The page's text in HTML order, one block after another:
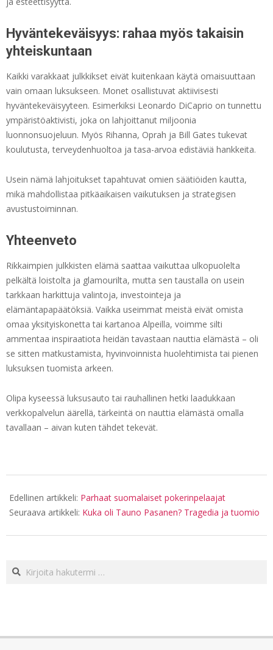
Hyväntekeväisyys: rahaa myös takaisin
yhteiskuntaan
Kaikki varakkaat julkkikset eivät kuitenkaan käytä omaisuuttaan
vain omaan luksukseen. Monet osallistuvat aktiivisesti
hyväntekeväisyyteen. Esimerkiksi Leonardo DiCaprio on tunnettu
ympäristöaktivisti, joka on lahjoittanut miljoonia
luonnonsuojeluun. Myös Rihanna, Oprah ja Bill Gates tukevat
koulutusta, terveydenhuoltoa ja tasa-arvoa edistäviä hankkeita.
Usein nämä lahjoitukset tapahtuvat omien säätiöiden kautta,
mikä mahdollistaa pitkäaikaisen vaikutuksen ja strategisen
avustustoiminnan.
Yhteenveto
Rikkaimpien julkkisten elämä saattaa vaikuttaa ulkopuolelta
pelkältä loistolta ja glamourilta, mutta sen taustalla on usein
tarkkaan harkittuja valintoja, investointeja ja
elämäntapapäätöksiä. Vaikka useimmat meistä eivät omista
omaa yksityiskonetta tai kartanoa Alpeilla, voimme silti
ammentaa inspiraatiota heidän tavastaan nauttia elämästä – oli
se sitten matkustamista, hyvinvoinnista huolehtimista tai pienen
luksuksen tuomista arkeen.
Olipa kyseessä luksusauto tai rauhallinen hetki laadukkaan
verkkopalvelun äärellä, tärkeintä on nauttia elämästä omalla
tavallaan – aivan kuten tähdet tekevät.
04-
03
Edellinen artikkeli: Parhaat suomalaiset pokerinpelaajat
Seuraava artikkeli: Kuka oli Tauno Pasanen? Tragedia ja tuomio
Haku: